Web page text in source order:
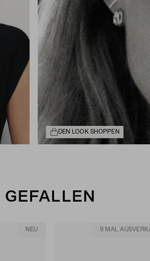
DEN LOOK SHOPPEN
GEFALLEN
NEU 9 MAL